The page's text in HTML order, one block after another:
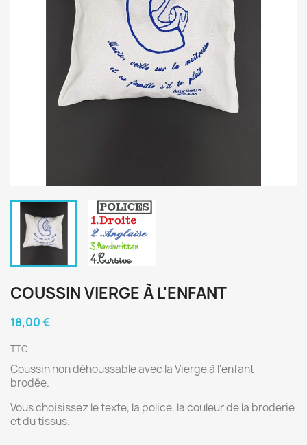
COUSSIN VIERGE À L'ENFANT
18,00 €
TTC
Coussin non déhoussable avec la Vierge à l'enfant
brodée.
Vous choisissez le texte, la police, la couleur de la broderie
et du tissus.